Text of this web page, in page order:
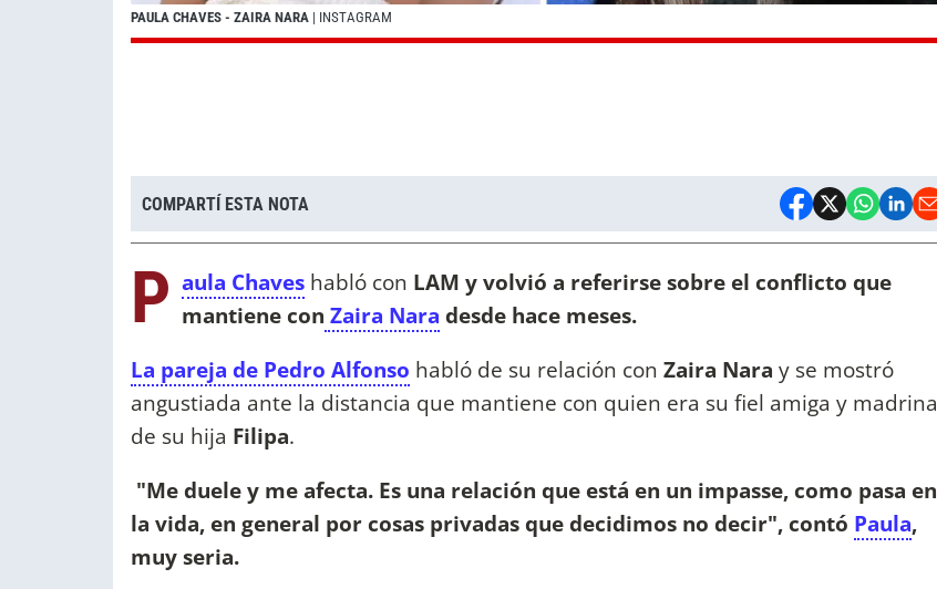
PAULA CHAVES - ZAIRA NARA | INSTAGRAM
COMPARTÍ ESTA NOTA
P aula Chaves habló con LAM y volvió a referirse sobre el conflicto que
mantiene con Zaira Nara desde hace meses.
La pareja de Pedro Alfonso habló de su relación con Zaira Nara y se mostró
angustiada ante la distancia que mantiene con quien era su fiel amiga y madrina
de su hija Filipa.
"Me duele y me afecta. Es una relación que está en un impasse, como pasa en
la vida, en general por cosas privadas que decidimos no decir", contó Paula,
muy seria.